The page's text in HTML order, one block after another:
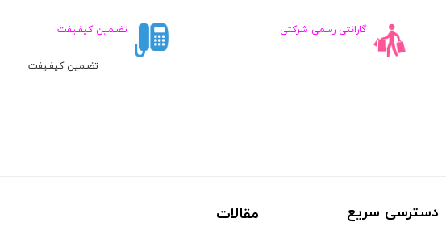
گارانتی رسمی شرکتی تضـمین کیفـیفت
تضـمین کیفـیفت
دسترسی سریع مقالات